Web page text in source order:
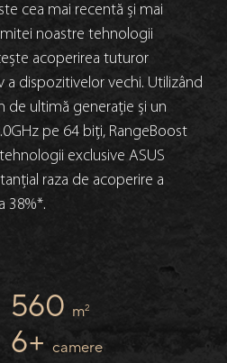
cea mai recentă și mai
noastre tehnologii
acoperirea tuturor
a dispozitivelor vechi. Utilizând
de ultimă generație și un
pe 64 biți, RangeBoost
exclusive ASUS
raza de acoperire a
38%*.
560 m2
6+ camere